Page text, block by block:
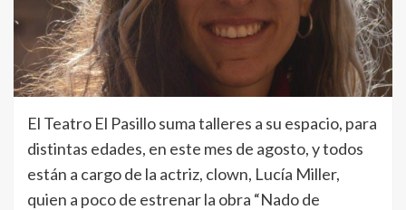
El Teatro El Pasillo suma talleres a su espacio, para
distintas edades, en este mes de agosto, y todos
están a cargo de la actriz, clown, Lucía Miller,
quien a poco de estrenar la obra “Nado de